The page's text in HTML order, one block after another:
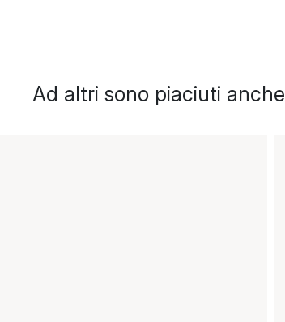
Ad altri sono piaciuti anche